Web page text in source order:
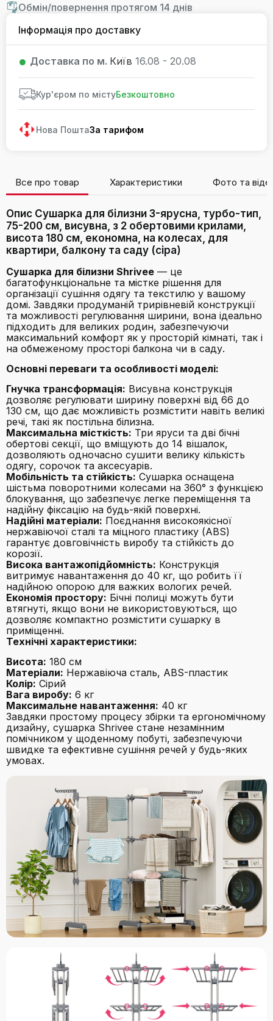
Обмін/повернення протягом 14 днів
Інформація про доставку
Доставка по м. Київ 16.08 - 20.08
Кур'єром по містуБезкоштовно
Нова ПоштаЗа тарифом
Все про товар Характеристики Фото та
Опис Сушарка для білизни 3-ярусна, турбо-тип,
75-200 см, висувна, з 2 обертовими крилами,
висота 180 см, економна, на колесах, для
квартири, балкону та саду (сіра)
Сушарка для білизни Shrivee — це
багатофункціональне та містке рішення для
організації сушіння одягу та текстилю у вашому
домі. Завдяки продуманій трирівневій конструкції
та можливості регулювання ширини, вона ідеально
підходить для великих родин, забезпечуючи
максимальний комфорт як у просторій кімнаті, так і
на обмеженому просторі балкона чи в саду.
Основні переваги та особливості моделі:
Гнучка трансформація: Висувна конструкція
дозволяє регулювати ширину поверхні від 66 до
130 см, що дає можливість розмістити навіть великі
речі, такі як постільна білизна.
Максимальна місткість: Три яруси та дві бічні
обертові секції, що вміщують до 14 вішалок,
дозволяють одночасно сушити велику кількість
одягу, сорочок та аксесуарів.
Мобільність та стійкість: Сушарка оснащена
шістьма поворотними колесами на 360° з функцією
блокування, що забезпечує легке переміщення та
надійну фіксацію на будь-якій поверхні.
Надійні матеріали: Поєднання високоякісної
нержавіючої сталі та міцного пластику (ABS)
гарантує довговічність виробу та стійкість до
корозії.
Висока вантажопідйомність: Конструкція
витримує навантаження до 40 кг, що робить її
надійною опорою для важких вологих речей.
Економія простору: Бічні полиці можуть бути
втягнуті, якщо вони не використовуються, що
дозволяє компактно розмістити сушарку в
приміщенні.
Технічні характеристики:
Висота: 180 см
Матеріали: Нержавіюча сталь, ABS-пластик
Колір: Сірий
Вага виробу: 6 кг
Максимальне навантаження: 40 кг
Завдяки простому процесу збірки та ергономічному
дизайну, сушарка Shrivee стане незамінним
помічником у щоденному побуті, забезпечуючи
швидке та ефективне сушіння речей у будь-яких
умовах.